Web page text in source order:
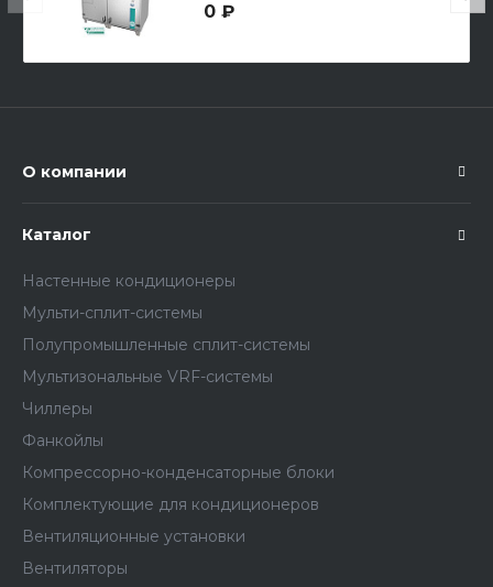
0 ₽
О компании
Каталог
Настенные кондиционеры
Мульти-сплит-системы
Полупромышленные сплит-системы
Мультизональные VRF-системы
Чиллеры
Фанкойлы
Компрессорно-конденсаторные блоки
Комплектующие для кондиционеров
Вентиляционные установки
Вентиляторы